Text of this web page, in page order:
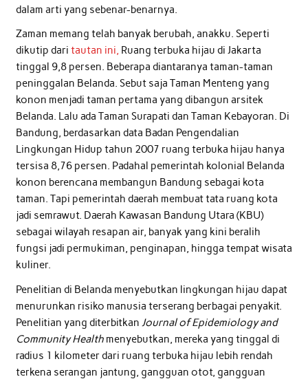
dalam arti yang sebenar-benarnya.
Zaman memang telah banyak berubah, anakku. Seperti
dikutip dari tautan ini, Ruang terbuka hijau di Jakarta
tinggal 9,8 persen. Beberapa diantaranya taman-taman
peninggalan Belanda. Sebut saja Taman Menteng yang
konon menjadi taman pertama yang dibangun arsitek
Belanda. Lalu ada Taman Surapati dan Taman Kebayoran. Di
Bandung, berdasarkan data Badan Pengendalian
Lingkungan Hidup tahun 2007 ruang terbuka hijau hanya
tersisa 8,76 persen. Padahal pemerintah kolonial Belanda
konon berencana membangun Bandung sebagai kota
taman. Tapi pemerintah daerah membuat tata ruang kota
jadi semrawut. Daerah Kawasan Bandung Utara (KBU)
sebagai wilayah resapan air, banyak yang kini beralih
fungsi jadi permukiman, penginapan, hingga tempat wisata
kuliner.
Penelitian di Belanda menyebutkan lingkungan hijau dapat
menurunkan risiko manusia terserang berbagai penyakit.
Penelitian yang diterbitkan Journal of Epidemiology and
Community Healthmenyebutkan, mereka yang tinggal di
radius 1 kilometer dari ruang terbuka hijau lebih rendah
terkena serangan jantung, gangguan otot, gangguan